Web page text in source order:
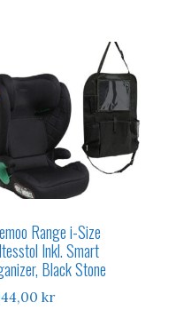
Range i-Size
Inkl. Smart
Black Stone
kr